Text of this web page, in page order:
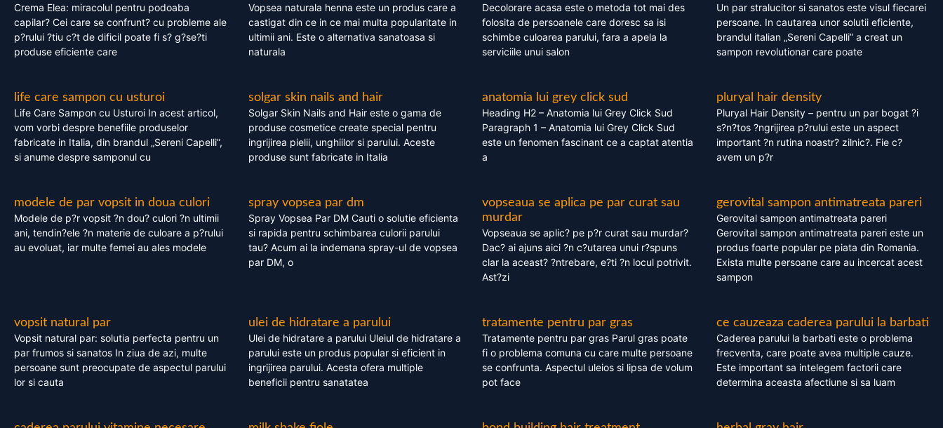
Crema Elea: miracolul pentru podoaba
capilar? Cei care se confrunt? cu probleme ale
p?rului ?tiu c?t de dificil poate fi s? g?se?ti
produse eficiente care
Vopsea naturala henna este un produs care a
castigat din ce in ce mai multa popularitate in
ultimii ani. Este o alternativa sanatoasa si
naturala
Decolorare acasa este o metoda tot mai des
folosita de persoanele care doresc sa isi
schimbe culoarea parului, fara a apela la
serviciile unui salon
Un par stralucitor si sanatos este visul fiecarei
persoane. In cautarea unor solutii eficiente,
brandul italian „Sereni Capelli” a creat un
sampon revolutionar care poate
life care sampon cu usturoi
Life Care Sampon cu Usturoi In acest articol,
vom vorbi despre benefiile produselor
fabricate in Italia, din brandul „Sereni Capelli”,
si anume despre samponul cu
solgar skin nails and hair
Solgar Skin Nails and Hair este o gama de
produse cosmetice create special pentru
ingrijirea pielii, unghiilor si parului. Aceste
produse sunt fabricate in Italia
anatomia lui grey click sud
Heading H2 – Anatomia lui Grey Click Sud
Paragraph 1 – Anatomia lui Grey Click Sud
este un fenomen fascinant ce a captat atentia
a
pluryal hair density
Pluryal Hair Density – pentru un par bogat ?i
s?n?tos ?ngrijirea p?rului este un aspect
important ?n rutina noastr? zilnic?. Fie c?
avem un p?r
modele de par vopsit in doua culori
Modele de p?r vopsit ?n dou? culori ?n ultimii
ani, tendin?ele ?n materie de culoare a p?rului
au evoluat, iar multe femei au ales modele
spray vopsea par dm
Spray Vopsea Par DM Cauti o solutie eficienta
si rapida pentru schimbarea culorii parului
tau? Acum ai la indemana spray-ul de vopsea
par DM, o
vopseaua se aplica pe par curat sau
murdar
Vopseaua se aplic? pe p?r curat sau murdar?
Dac? ai ajuns aici ?n c?utarea unui r?spuns
clar la aceast? ?ntrebare, e?ti ?n locul potrivit.
Ast?zi
gerovital sampon antimatreata pareri
Gerovital sampon antimatreata pareri
Gerovital sampon antimatreata pareri este un
produs foarte popular pe piata din Romania.
Exista multe persoane care au incercat acest
sampon
vopsit natural par
Vopsit natural par: solutia perfecta pentru un
par frumos si sanatos In ziua de azi, multe
persoane sunt preocupate de aspectul parului
lor si cauta
ulei de hidratare a parului
Ulei de hidratare a parului Uleiul de hidratare a
parului este un produs popular si eficient in
ingrijirea parului. Acesta ofera multiple
beneficii pentru sanatatea
tratamente pentru par gras
Tratamente pentru par gras Parul gras poate
fi o problema comuna cu care multe persoane
se confrunta. Aspectul uleios si lipsa de volum
pot face
ce cauzeaza caderea parului la barbati
Caderea parului la barbati este o problema
frecventa, care poate avea multiple cauze.
Este important sa intelegem factorii care
determina aceasta afectiune si sa luam